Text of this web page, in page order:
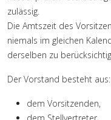
zulässig.
Die Amtszeit des
niemals im gleichen
derselben zu
Der Vorstand besteht aus:
dem Vorsitzenden,